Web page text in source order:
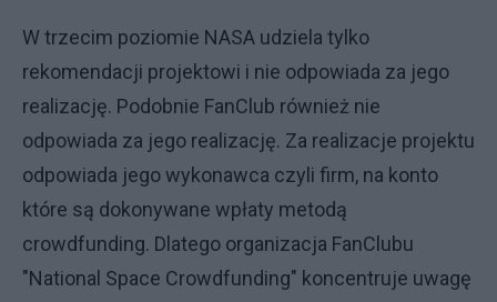
W trzecim poziomie NASA udziela tylko
rekomendacji projektowi i nie odpowiada za jego
realizację. Podobnie FanClub również nie
odpowiada za jego realizację. Za realizacje projektu
odpowiada jego wykonawca czyli firm, na konto
które są dokonywane wpłaty metodą
crowdfunding. Dlatego organizacja FanClubu
"National Space Crowdfunding" koncentruje uwagę